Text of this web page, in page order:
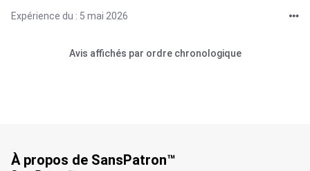
Expérience du : 5 mai 2026
Avis affichés par ordre chronologique
À propos de SansPatron™